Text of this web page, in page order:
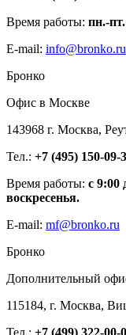
Время работы: пн.-
E-mail: info@bronko.ru
Бронко
Офис в Москве
143968 г. Москва,
Тел.: +7 (495) 150-09-
Время работы: с 9:00
воскресенья.
E-mail: mf@bronko.ru
Бронко
Дополнительный
115184, г. Москва,
Тел.: +7 (499) 322-00-